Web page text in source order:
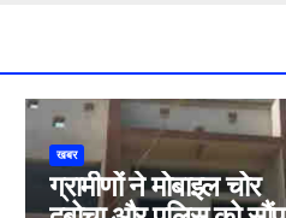
खबर
ग्रामीणों ने मोबाइल चोर